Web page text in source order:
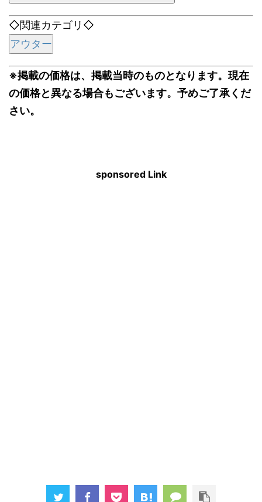
◇関連カテゴリ◇
アウター
※掲載の価格は、掲載当時のものとなります。現在
の価格と異なる場合もございます。予めご了承くだ
さい。
sponsored Link